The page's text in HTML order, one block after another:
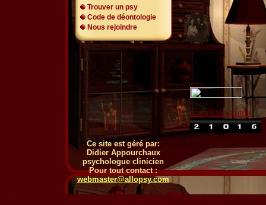
Trouver un psy
Code de déontologie
Nous rejoindre
Ce site est géré par:
Didier Appourchaux
psychologue clinicien
Pour tout contact :
webmaster@allopsy.com
compteur gratuit
;
=